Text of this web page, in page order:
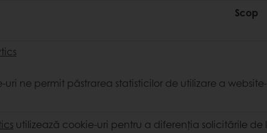
Scop
uri ne permit păstrarea statisticilor de utilizare a
utilizează cookie-uri pentru a diferenția solicitările